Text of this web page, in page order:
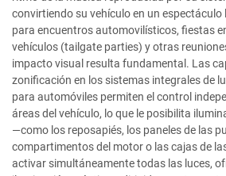
convirtiendo su vehículo en un espectáculo
para encuentros automovilísticos, fiestas
vehículos (tailgate parties) y otras
impacto visual resulta fundamental. Las
zonificación en los sistemas integrales de
para automóviles permiten el control
áreas del vehículo, lo que le posibilita
—como los reposapiés, los paneles de las
compartimentos del motor o las cajas de
activar simultáneamente todas las luces,